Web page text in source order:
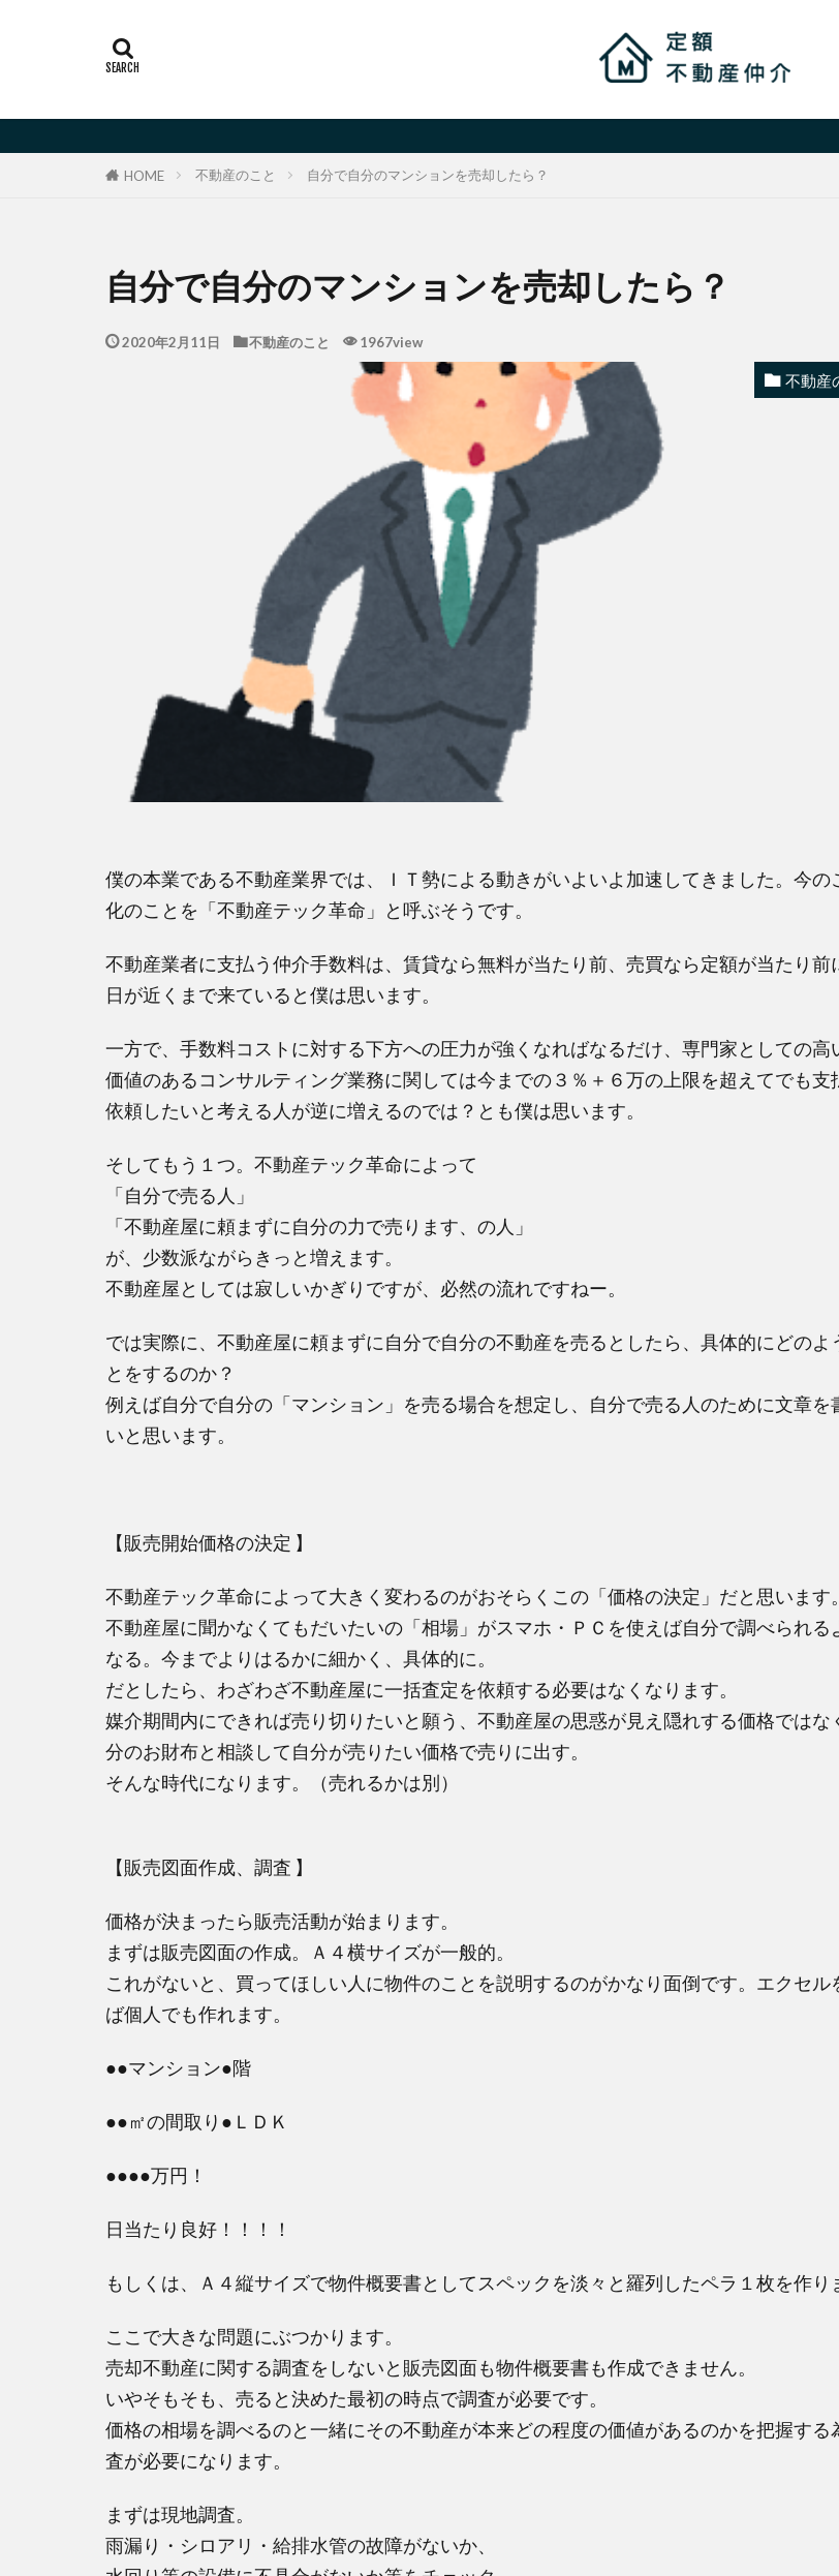
税抜
HOME 不動産のこと 自分で自分のマンションを売却したら？
自分で自分のマンションを売却したら？
2020年2月11日 不動産のこと 1967view
不動産
僕の本業である不動産業界では、ＩＴ勢による動きがいよいよ加速してきました。今の
化のことを「不動産テック革命」と呼ぶそうです。
不動産業者に支払う仲介手数料は、賃貸なら無料が当たり前、売買なら定額が当たり前
日が近くまで来ていると僕は思います。
一方で、手数料コストに対する下方への圧力が強くなればなるだけ、専門家としての高
価値のあるコンサルティング業務に関しては今までの３％＋６万の上限を超えてでも支
依頼したいと考える人が逆に増えるのでは？とも僕は思います。
そしてもう１つ。不動産テック革命によって
「自分で売る人」
「不動産屋に頼まずに自分の力で売ります、の人」
が、少数派ながらきっと増えます。
不動産屋としては寂しいかぎりですが、必然の流れですねー。
では実際に、不動産屋に頼まずに自分で自分の不動産を売るとしたら、具体的にどのよ
とをするのか？
例えば自分で自分の「マンション」を売る場合を想定し、自分で売る人のために文章を
いと思います。
【販売開始価格の決定 】
不動産テック革命によって大きく変わるのがおそらくこの「価格の決定」だと思います。
不動産屋に聞かなくてもだいたいの「相場」がスマホ・ＰＣを使えば自分で調べられる
なる。今までよりはるかに細かく、具体的に。
だとしたら、わざわざ不動産屋に一括査定を依頼する必要はなくなります。
媒介期間内にできれば売り切りたいと願う、不動産屋の思惑が見え隠れする価格ではな
分のお財布と相談して自分が売りたい価格で売りに出す。
そんな時代になります。（売れるかは別）
【販売図面作成、調査 】
価格が決まったら販売活動が始まります。
まずは販売図面の作成。Ａ４横サイズが一般的。
これがないと、買ってほしい人に物件のことを説明するのがかなり面倒です。エクセル
ば個人でも作れます。
●●マンション●階
●●㎡の間取り●ＬＤＫ
●●●●万円！
日当たり良好！！！！
もしくは、Ａ４縦サイズで物件概要書としてスペックを淡々と羅列したペラ１枚を作り
ここで大きな問題にぶつかります。
売却不動産に関する調査をしないと販売図面も物件概要書も作成できません。
いやそもそも、売ると決めた最初の時点で調査が必要です。
価格の相場を調べるのと一緒にその不動産が本来どの程度の価値があるのかを把握する
査が必要になります。
まずは現地調査。
雨漏り・シロアリ・給排水管の故障がないか、